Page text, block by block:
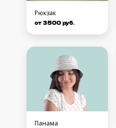
Рюкзак
от 3500 руб.
Панама